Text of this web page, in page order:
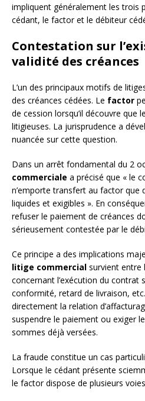
impliquent généralement les trois
cédant, le factor et le débiteur
Contestation sur
validité des créances
L’un des principaux motifs de
des créances cédées. Le factor
de cession lorsqu’il découvre que
litigieuses. La jurisprudence a
nuancée sur cette question.
Dans un arrêt fondamental du 2
commerciale a précisé que « le
n’emporte transfert au factor que
liquides et exigibles ». En
refuser le paiement de créances
sérieusement contestée par le
Ce principe a des implications
litige commercial survient entre
concernant l’exécution du contrat
conformité, retard de livraison,
directement la relation
suspendre le paiement ou exiger
sommes déjà versées.
La fraude constitue un cas
Lorsque le cédant présente
le factor dispose de plusieurs